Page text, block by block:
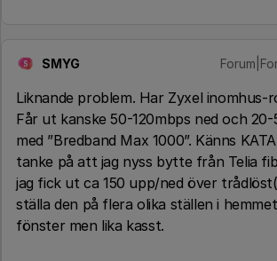
S SMYG
Liknande problem. Har Zyxel
Får ut kanske 50-120mbps ned och
med ”Bredband Max 1000”. Känns
tanke på att jag nyss bytte från Telia
jag fick ut ca 150 upp/ned över
ställa den på flera olika ställen i
fönster men lika kasst.